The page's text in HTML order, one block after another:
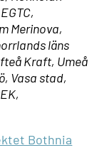
Merinova,
läns
Kraft, Umeå
Vasa stad,
Bothnia